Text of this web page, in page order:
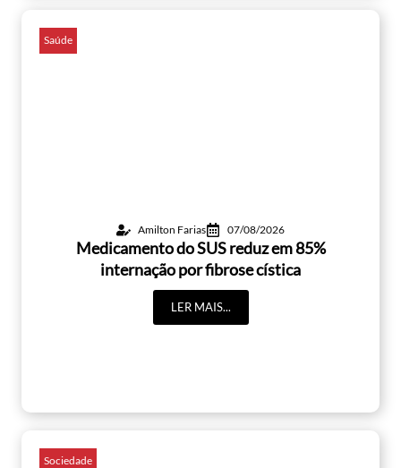
Saúde
Amilton Farias 07/08/2026
Medicamento do SUS reduz em 85%
internação por fibrose cística
LER MAIS...
Sociedade